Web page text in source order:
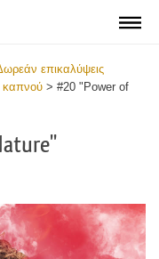
επικαλύψεις
καπνού > #20 "Power of